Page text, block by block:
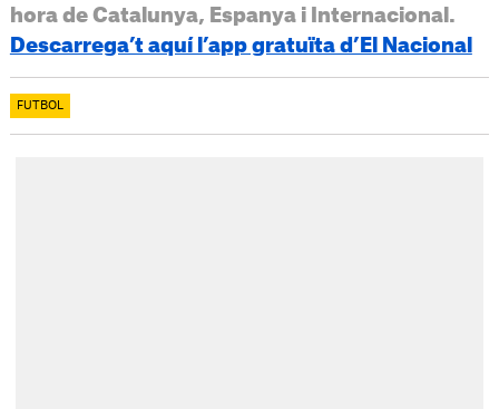
hora de Catalunya, Espanya i Internacional.
Descarrega’t aquí l’app gratuïta d’El Nacional
FUTBOL